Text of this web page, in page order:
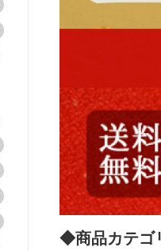
◆商品カテゴ